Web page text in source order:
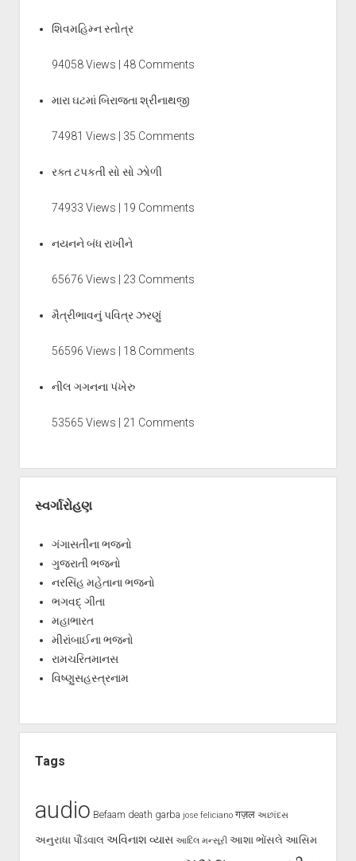
શિવમહિમ્ન સ્તોત્ર
94058 Views | 48 Comments
મારા ઘટમાં બિરાજતા શ્રીનાથજી
74981 Views | 35 Comments
રક્ત ટપકતી સો સો ઝોળી
74933 Views | 19 Comments
નયનને બંધ રાખીને
65676 Views | 23 Comments
મૈત્રીભાવનું પવિત્ર ઝરણું
56596 Views | 18 Comments
નીલ ગગનના પંખેરુ
53565 Views | 21 Comments
સ્વર્ગારોહણ
ગંગાસતીના ભજનો
ગુજરાતી ભજનો
નરસિંહ મહેતાના ભજનો
ભગવદ્ ગીતા
મહાભારત
મીરાંબાઈના ભજનો
રામચરિતમાનસ
વિષ્ણુસહસ્ત્રનામ
Tags
audio Befaam death garba jose feliciano गज़ल અછાંદસ
અનુરાધા પૌંડવાલ અવિનાશ વ્યાસ આદિલ મન્સૂરી આશા ભોંસલે આસિમ